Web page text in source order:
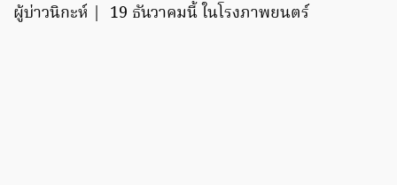
ผู้บ่าวนิกะห์ | 19 ธันวาคมนี้ ในโรงภาพยนตร์